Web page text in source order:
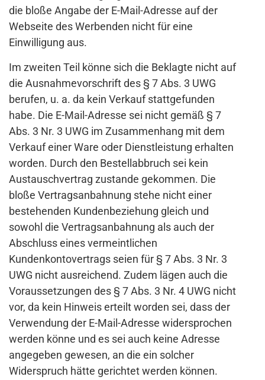
die bloße Angabe der E-Mail-Adresse auf der
Webseite des Werbenden nicht für eine
Einwilligung aus.
Im zweiten Teil könne sich die Beklagte nicht auf
die Ausnahmevorschrift des § 7 Abs. 3 UWG
berufen, u. a. da kein Verkauf stattgefunden
habe. Die E-Mail-Adresse sei nicht gemäß § 7
Abs. 3 Nr. 3 UWG im Zusammenhang mit dem
Verkauf einer Ware oder Dienstleistung erhalten
worden. Durch den Bestellabbruch sei kein
Austauschvertrag zustande gekommen. Die
bloße Vertragsanbahnung stehe nicht einer
bestehenden Kundenbeziehung gleich und
sowohl die Vertragsanbahnung als auch der
Abschluss eines vermeintlichen
Kundenkontovertrags seien für § 7 Abs. 3 Nr. 3
UWG nicht ausreichend. Zudem lägen auch die
Voraussetzungen des § 7 Abs. 3 Nr. 4 UWG nicht
vor, da kein Hinweis erteilt worden sei, dass der
Verwendung der E-Mail-Adresse widersprochen
werden könne und es sei auch keine Adresse
angegeben gewesen, an die ein solcher
Widerspruch hätte gerichtet werden können.